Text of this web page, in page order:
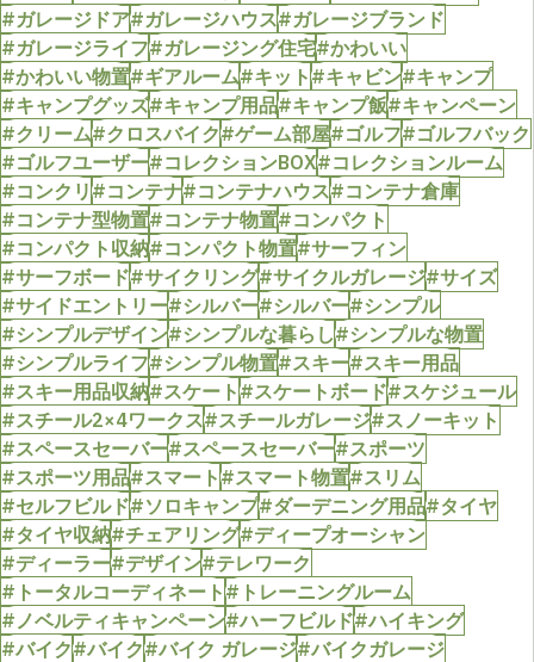
#ガレージドア#ガレージハウス#ガレージブランド
#ガレージライフ#ガレージング住宅#かわいい
#かわいい物置#ギアルーム#キット#キャビン#キャンプ
#キャンプグッズ#キャンプ用品#キャンプ飯#キャンペーン
#クリーム#クロスバイク#ゲーム部屋#ゴルフ#ゴルフバック
#ゴルフユーザー#コレクションBOX#コレクションルーム
#コンクリ#コンテナ#コンテナハウス#コンテナ倉庫
#コンテナ型物置#コンテナ物置#コンパクト
#コンパクト収納#コンパクト物置#サーフィン
#サーフボード#サイクリング#サイクルガレージ#サイズ
#サイドエントリー#シルバー#シルバー#シンプル
#シンプルデザイン#シンプルな暮らし#シンプルな物置
#シンプルライフ#シンプル物置#スキー#スキー用品
#スキー用品収納#スケート#スケートボード#スケジュール
#スチール2×4ワークス#スチールガレージ#スノーキット
#スペースセーバー#スペースセーバー#スポーツ
#スポーツ用品#スマート#スマート物置#スリム
#セルフビルド#ソロキャンプ#ダーデニング用品#タイヤ
#タイヤ収納#チェアリング#ディープオーシャン
#ディーラー#デザイン#テレワーク
#トータルコーディネート#トレーニングルーム
#ノベルティキャンペーン#ハーフビルド#ハイキング
#バイク#バイク#バイク ガレージ#バイクガレージ